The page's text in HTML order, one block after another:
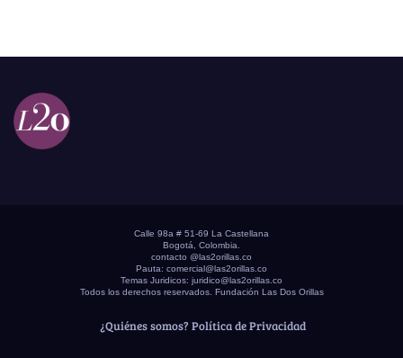
Calle 98a # 51-69 La Castellana
Bogotá, Colombia.
contacto @las2orillas.co
Pauta: comercial@las2orillas.co
Temas Juridicos: juridico@las2orillas.co
Todos los derechos reservados. Fundación Las Dos Orillas
¿Quiénes somos? Política de Privacidad